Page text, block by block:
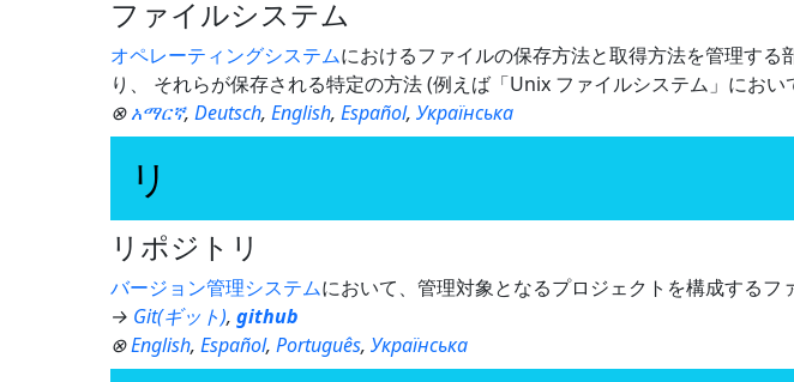
ファイルシステム
オペレーティングシステムにおけるファイルの保存方法と取得方法を管理する
り、 それらが保存される特定の方法 (例えば「Unix ファイルシステム」におい
⊗አማርኛ, Deutsch, English, Español, Українська
リ
リポジトリ
バージョン管理システムにおいて、管理対象となるプロジェクトを構成するフ
→ Git(ギット), github
⊗English, Español, Português, Українська